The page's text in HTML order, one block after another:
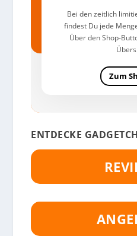
Bei den zeitlich
findest Du jede
Über den Shop-
Zum
ENTDECKE